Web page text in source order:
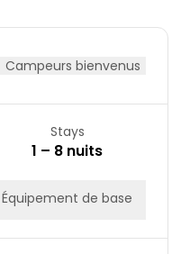
Campeurs bienvenus
Stays
1 – 8 nuits
Équipement de base